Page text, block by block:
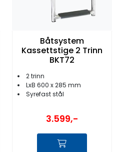
Båtsystem
Kassettstige 2 Trinn
BKT72
2 trinn
LxB 600 x 285 mm
Syrefast stål
3.599,-